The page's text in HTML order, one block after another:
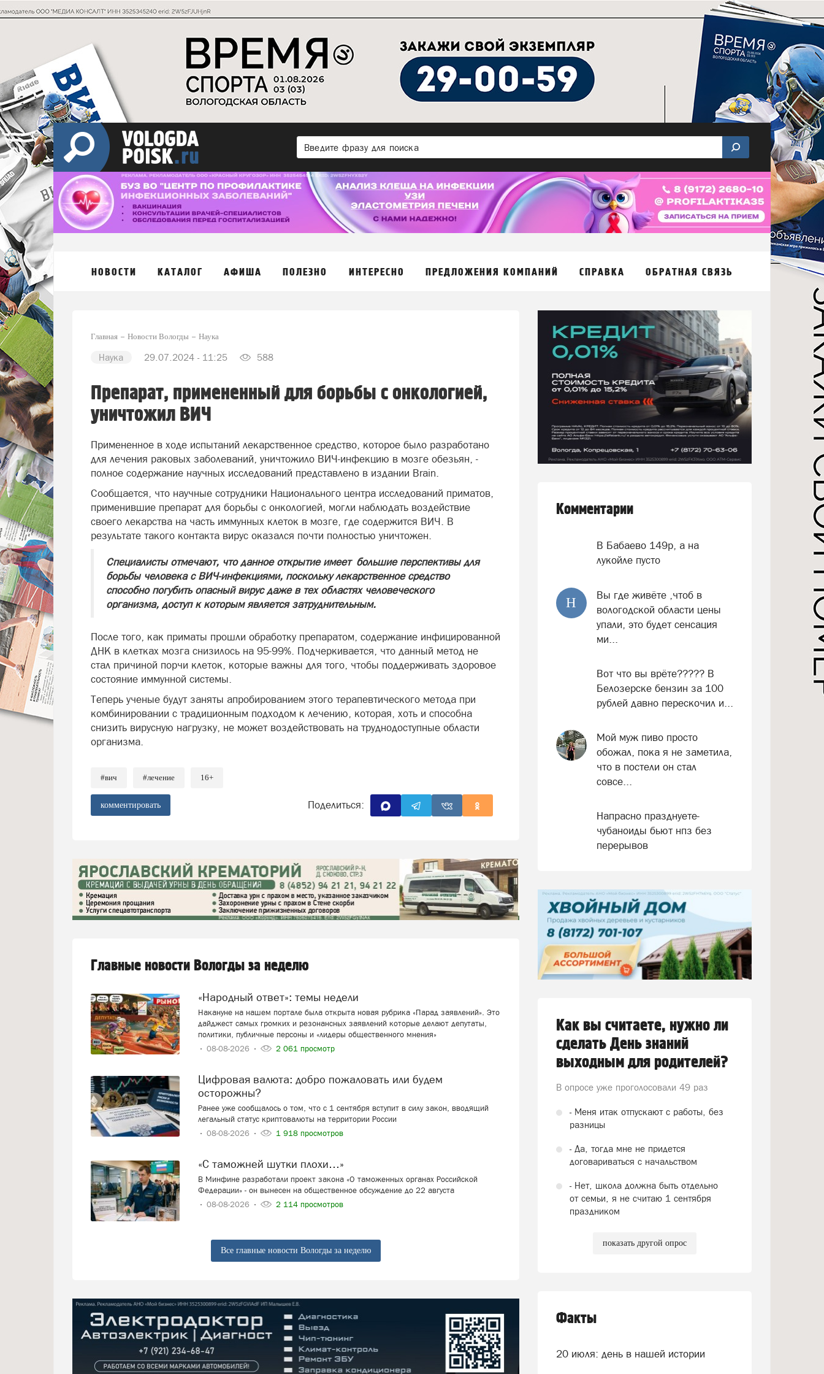
НОВОСТИ КАТАЛОГ АФИША ПОЛЕЗНО ИНТЕРЕСНО ПРЕДЛОЖЕНИЯ КОМПАНИЙ СПРАВКА ОБРАТНАЯ СВЯЗЬ
Главная Новости Вологды Наука
Наука 29.07.2024 - 11:25 588
Препарат, примененный для борьбы с онкологией,
уничтожил ВИЧ
Примененное в ходе испытаний лекарственное средство, которое было разработано
для лечения раковых заболеваний, уничтожило ВИЧ-инфекцию в мозге обезьян, -
полное содержание научных исследований представлено в издании Brain.
Сообщается, что научные сотрудники Национального центра исследований приматов,
применившие препарат для борьбы с онкологией, могли наблюдать воздействие
своего лекарства на часть иммунных клеток в мозге, где содержится ВИЧ. В
результате такого контакта вирус оказался почти полностью уничтожен.
Специалисты отмечают, что данное открытие имеет большие перспективы для
борьбы человека с ВИЧ-инфекциями, поскольку лекарственное средство
способно погубить опасный вирус даже в тех областях человеческого
организма, доступ к которым является затруднительным.
После того, как приматы прошли обработку препаратом, содержание инфицированной
ДНК в клетках мозга снизилось на 95-99%. Подчеркивается, что данный метод не
стал причиной порчи клеток, которые важны для того, чтобы поддерживать здоровое
состояние иммунной системы.
Теперь ученые будут заняты апробированием этого терапевтического метода при
комбинировании с традиционным подходом к лечению, которая, хоть и способна
снизить вирусную нагрузку, не может воздействовать на труднодоступные области
организма.
#вич #лечение 16+
комментировать Поделиться:
Главные новости Вологды за неделю
«Народный ответ»: темы недели
Накануне на нашем портале была открыта новая рубрика «Парад заявлений». Это
дайджест самых громких и резонансных заявлений которые делают депутаты,
политики, публичные персоны и «лидеры общественного мнения»
08-08-2026
2 061 просмотр
Цифровая валюта: добро пожаловать или будем
осторожны?
Ранее уже сообщалось о том, что с 1 сентября вступит в силу закон, вводящий
легальный статус криптовалюты на территории России
08-08-2026
1 918 просмотров
«С таможней шутки плохи…»
В Минфине разработали проект закона «О таможенных органах Российской
Федерации» - он вынесен на общественное обсуждение до 22 августа
08-08-2026
2 114 просмотров
Все главные новости Вологды за неделю
Комментарии
В Бабаево 149р, а на
лукойле пусто
Н
Вы где живёте ,чтоб в
вологодской области цены
упали, это будет сенсация
ми...
Вот что вы врёте????? В
Белозерске бензин за 100
рублей давно перескочил и...
Мой муж пиво просто
обожал, пока я не заметила,
что в постели он стал
совсе...
Напрасно празднуете-
чубаноиды бьют нпз без
перерывов
Как вы считаете, нужно ли
сделать День знаний
выходным для родителей?
В опросе уже проголосовали 49 раз
- Меня итак отпускают с работы, без
разницы
- Да, тогда мне не придется
договариваться с начальством
- Нет, школа должна быть отдельно
от семьи, я не считаю 1 сентября
праздником
показать другой опрос
Факты
20 июля: день в нашей истории